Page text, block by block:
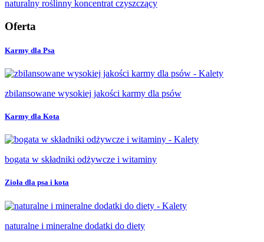
naturalny roślinny koncentrat czyszczący
Oferta
Karmy dla Psa
zbilansowane wysokiej jakości karmy dla psów
Karmy dla Kota
bogata w składniki odżywcze i witaminy
Zioła dla psa i kota
naturalne i mineralne dodatki do diety